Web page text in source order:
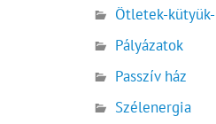
Ötletek-
Pályázatok
Passzív ház
Szélenergia